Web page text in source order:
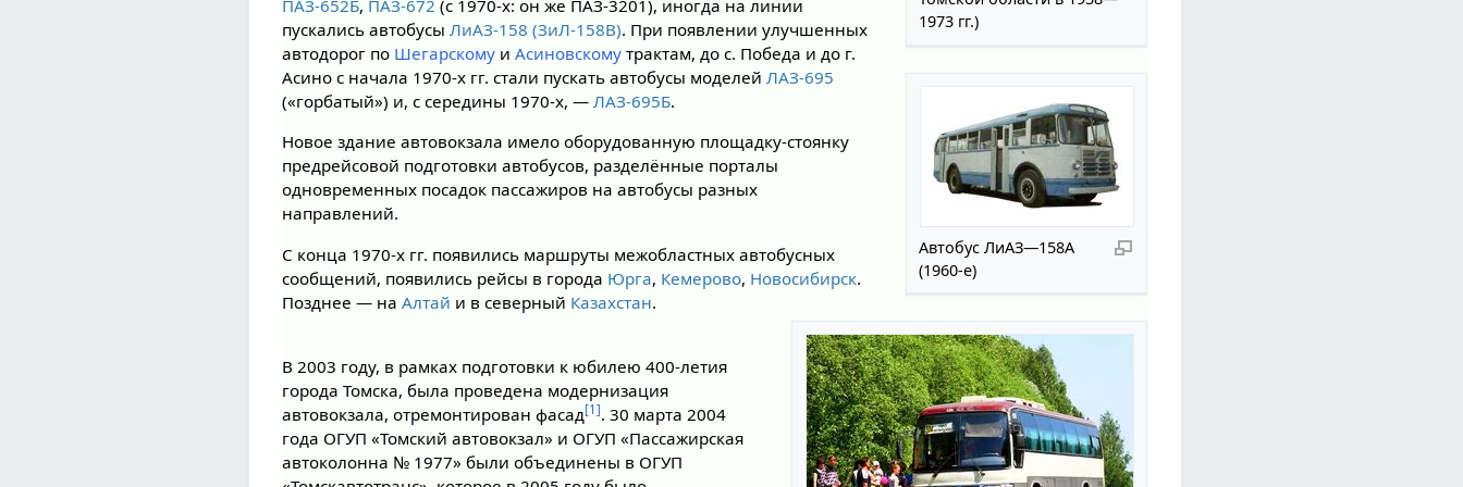
1973 гг.)
Автобус ЛиАЗ—158А
(1960-е)
ПАЗ-652Б, ПАЗ-672 (с 1970-х: он же ПАЗ-3201), иногда на линии
пускались автобусыЛиАЗ-158 (ЗиЛ-158В). При появлении улучшенных
автодорог по Шегарскому иАсиновскому трактам, до с. Победа и до г.
Асино с начала 1970-х гг. стали пускать автобусы моделейЛАЗ-695
(«горбатый») и, с середины 1970-х, —ЛАЗ-695Б.
Новое здание автовокзала имело оборудованную площадку-стоянку
предрейсовой подготовки автобусов, разделённые порталы
одновременных посадок пассажиров на автобусы разных
направлений.
С конца 1970-х гг. появились маршруты межобластных автобусных
сообщений, появились рейсы в города Юрга, Кемерово, Новосибирск.
Позднее — наАлтай и в северный Казахстан.
В 2003 году, в рамках подготовки к юбилею 400-летия
города Томска, была проведена модернизация
автовокзала, отремонтирован фасад[1]. 30 марта 2004
года ОГУП «Томский автовокзал» и ОГУП «Пассажирская
автоколонна № 1977» были объединены в ОГУП